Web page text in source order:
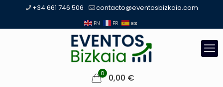
+34 661 746 506 contacto@eventosbizkaia.com
EN FR ES
0 0,00 €